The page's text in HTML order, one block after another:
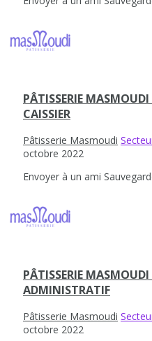
PÂTISSERIE MASMOUDI
CAISSIER
Pâtisserie Masmoudi
octobre 2022
Envoyer à un ami
PÂTISSERIE
ADMINISTRATIF
Pâtisserie Masmoudi
octobre 2022